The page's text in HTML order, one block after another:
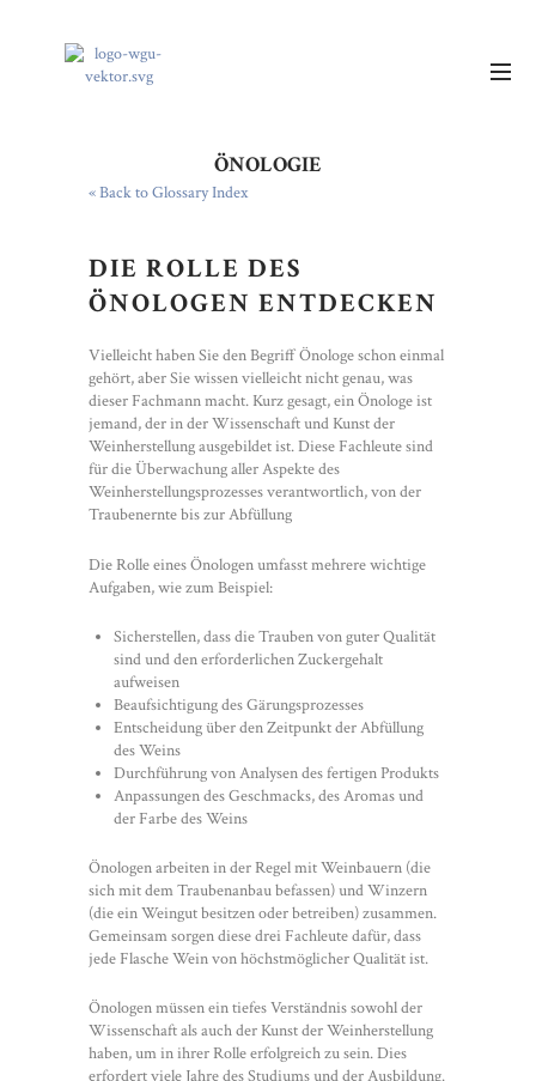
ÖNOLOGIE
« Back to Glossary Index
DIE ROLLE DES
ÖNOLOGEN ENTDECKEN
Vielleicht haben Sie den Begriff Önologe schon einmal
gehört, aber Sie wissen vielleicht nicht genau, was
dieser Fachmann macht. Kurz gesagt, ein Önologe ist
jemand, der in der Wissenschaft und Kunst der
Weinherstellung ausgebildet ist. Diese Fachleute sind
für die Überwachung aller Aspekte des
Weinherstellungsprozesses verantwortlich, von der
Traubenernte bis zur Abfüllung
Die Rolle eines Önologen umfasst mehrere wichtige
Aufgaben, wie zum Beispiel:
Sicherstellen, dass die Trauben von guter Qualität
sind und den erforderlichen Zuckergehalt
aufweisen
Beaufsichtigung des Gärungsprozesses
Entscheidung über den Zeitpunkt der Abfüllung
des Weins
Durchführung von Analysen des fertigen Produkts
Anpassungen des Geschmacks, des Aromas und
der Farbe des Weins
Önologen arbeiten in der Regel mit Weinbauern (die
sich mit dem Traubenanbau befassen) und Winzern
(die ein Weingut besitzen oder betreiben) zusammen.
Gemeinsam sorgen diese drei Fachleute dafür, dass
jede Flasche Wein von höchstmöglicher Qualität ist.
Önologen müssen ein tiefes Verständnis sowohl der
Wissenschaft als auch der Kunst der Weinherstellung
haben, um in ihrer Rolle erfolgreich zu sein. Dies
erfordert viele Jahre des Studiums und der Ausbildung.